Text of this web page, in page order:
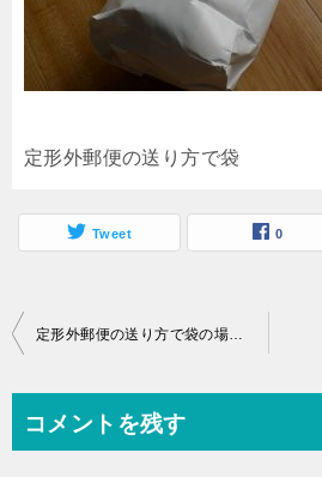
定形外郵便の送り方で袋
Tweet 0
投
ビ
定形外郵便の送り方で袋の場合は？超初心者のための基礎知識
コメントを残す